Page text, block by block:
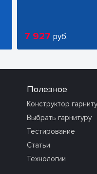
7 927 руб.
Полезное
Конструктор
Выбрать гарнитуру
Тестирование
Статьи
Технологии